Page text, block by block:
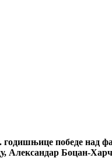
победе над
Александар Боцан-